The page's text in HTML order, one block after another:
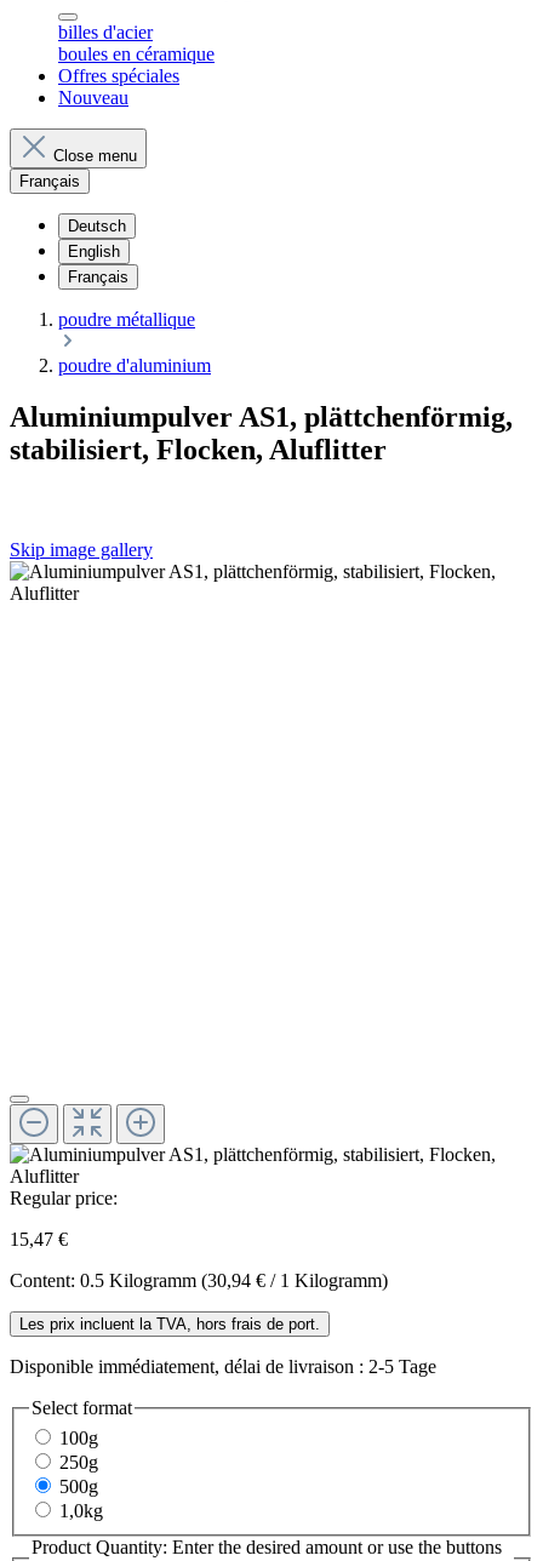
billes d'acier
boules en céramique
Offres spéciales
Nouveau
Close menu
Français
Deutsch
English
Français
poudre métallique
poudre d'aluminium
Aluminiumpulver AS1, plättchenförmig,
stabilisiert, Flocken, Aluflitter
Skip image gallery
Regular price:
15,47 €
Content: 0.5 Kilogramm (30,94 € / 1 Kilogramm)
Les prix incluent la TVA, hors frais de port.
Disponible immédiatement, délai de livraison : 2-5 Tage
Select format
100g
250g
500g
1,0kg
Product Quantity: Enter the desired amount or use the buttons